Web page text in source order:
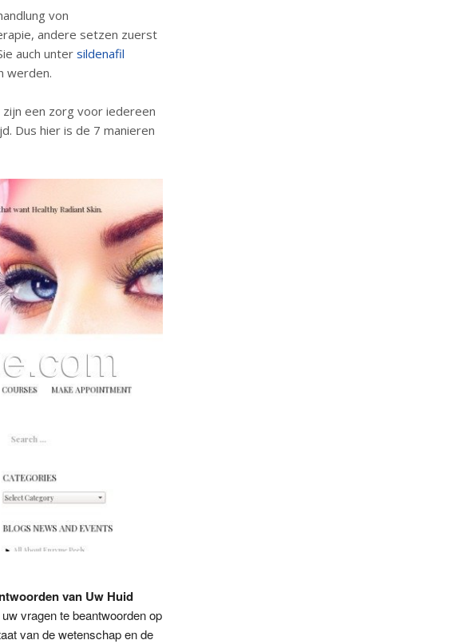
von
andere setzen zuerst
auch unter sildenafil
werden.
zijn een zorg voor iedereen
Dus hier is de 7 manieren
van Uw Huid
vragen te beantwoorden op
van de wetenschap en de